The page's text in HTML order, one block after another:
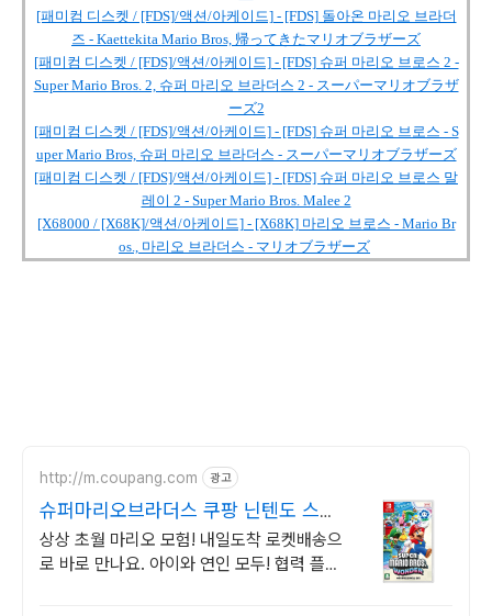
[패미컴 디스켓 / [FDS]/액션/아케이드] - [FDS] 돌아온 마리오 브라더
즈 - Kaettekita Mario Bros, 帰ってきたマリオブラザーズ
[패미컴 디스켓 / [FDS]/액션/아케이드] - [FDS] 슈퍼 마리오 브로스 2 -
Super Mario Bros. 2, 슈퍼 마리오 브라더스 2 - スーパーマリオブラザ
ーズ2
[패미컴 디스켓 / [FDS]/액션/아케이드] - [FDS] 슈퍼 마리오 브로스 - S
uper Mario Bros, 슈퍼 마리오 브라더스 - スーパーマリオブラザーズ
[패미컴 디스켓 / [FDS]/액션/아케이드] - [FDS] 슈퍼 마리오 브로스 말
레이 2 - Super Mario Bros. Malee 2
[X68000 / [X68K]/액션/아케이드] - [X68K] 마리오 브로스 - Mario Br
os., 마리오 브라더스 - マリオブラザーズ
http://m.coupang.com 광고
슈퍼마리오브라더스 쿠팡 닌텐도 스위
치 게임
상상 초월 마리오 모험! 내일도착 로켓배송으
로 바로 만나요. 아이와 연인 모두! 협력 플레